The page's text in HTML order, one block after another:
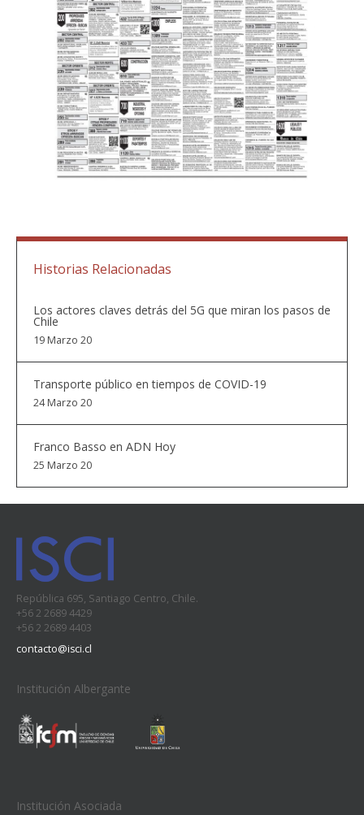
Historias Relacionadas
Los actores claves detrás del 5G que miran los pasos de
Chile
19 Marzo 20
Transporte público en tiempos de COVID-19
24 Marzo 20
Franco Basso en ADN Hoy
25 Marzo 20
República 695, Santiago Centro, Chile.
+56 2 2689 4429
+56 2 2689 4403
contacto@isci.cl
Institución Albergante
Institución Asociada